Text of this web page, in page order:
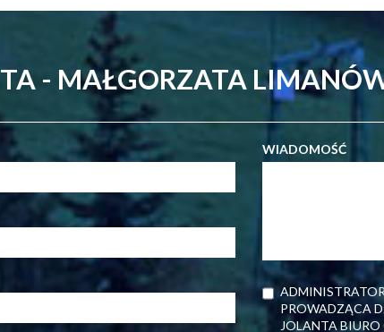
- MAŁGORZATA
WIADOMOŚĆ
PROWADZĄCA
JOLANTA